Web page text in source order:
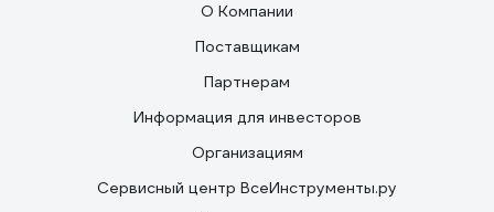
О Компании
Поставщикам
Партнерам
Информация для инвесторов
Организациям
Сервисный центр ВсеИнструменты.ру